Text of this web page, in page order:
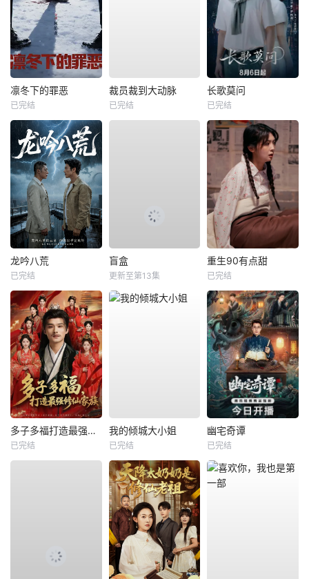
凛冬下的罪恶
已完结
裁员裁到大动脉
已完结
长歌莫问
已完结
龙吟八荒
已完结
盲盒
更新至第13集
重生90有点甜
已完结
多子多福打造最强修仙家族
已完结
我的倾城大小姐
已完结
幽宅奇谭
已完结